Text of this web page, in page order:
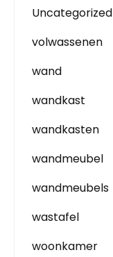
Uncategorized
volwassenen
wand
wandkast
wandkasten
wandmeubel
wandmeubels
wastafel
woonkamer